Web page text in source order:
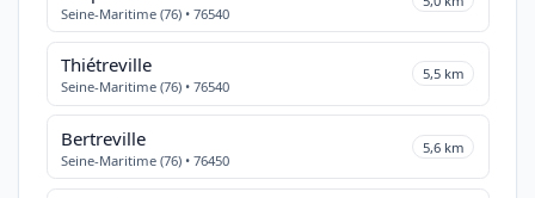
Seine-Maritime (76) • 76540
Thiétreville
Seine-Maritime (76) • 76540
5,5 km
Bertreville
Seine-Maritime (76) • 76450
5,6 km